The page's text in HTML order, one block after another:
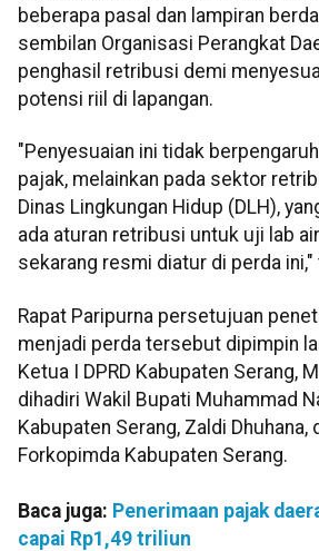
beberapa pasal dan lampiran
sembilan Organisasi Perangkat
penghasil retribusi demi
potensi riil di lapangan.
"Penyesuaian ini tidak
pajak, melainkan pada sektor
Dinas Lingkungan Hidup (DLH),
ada aturan retribusi untuk uji lab
sekarang resmi diatur di perda ini,"
Rapat Paripurna persetujuan
menjadi perda tersebut dipimpin
Ketua I DPRD Kabupaten Serang,
dihadiri Wakil Bupati Muhammad
Kabupaten Serang, Zaldi Dhuhana,
Forkopimda Kabupaten Serang.
Baca juga: Penerimaan pajak
capai Rp1,49 triliun